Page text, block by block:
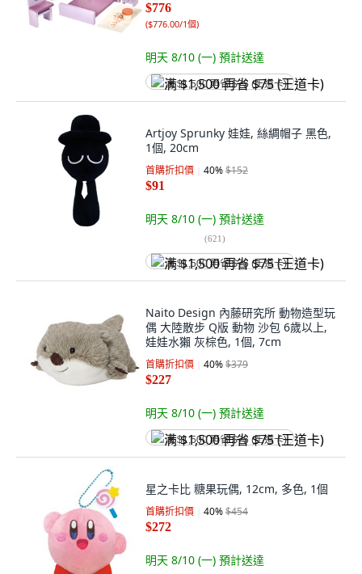
$776
($776.00/1個)
明天 8/10 (一) 預計送達
满 $1,500 再省 $75 (王道卡)
Artjoy Sprunky 娃娃, 絲綢帽子 黑色,
1個, 20cm
首購折扣價 40%$152
$91
明天 8/10 (一) 預計送達
(621)
满 $1,500 再省 $75 (王道卡)
Naito Design 內藤研究所 動物造型玩
偶 大陸散步 Q版 動物 沙包 6歲以上,
娃娃水獺 灰棕色, 1個, 7cm
首購折扣價 40%$379
$227
明天 8/10 (一) 預計送達
满 $1,500 再省 $75 (王道卡)
星之卡比 糖果玩偶, 12cm, 多色, 1個
首購折扣價 40%$454
$272
明天 8/10 (一) 預計送達